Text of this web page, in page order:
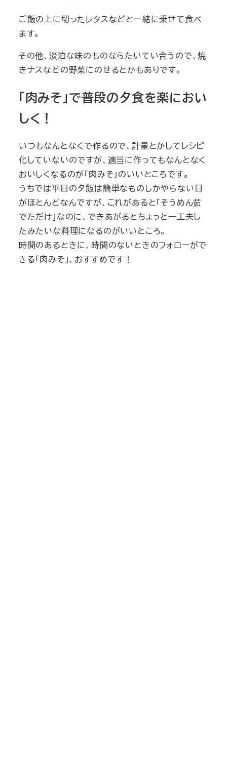
ご飯の上に切ったレタスなどと一緒に乗せて食べ
ます。
その他、淡泊な味のものならたいてい合うので、焼
きナスなどの野菜にのせるとかもありです。
「肉みそ」で普段の夕食を楽におい
しく！
いつもなんとなくで作るので、計量とかしてレシピ
化していないのですが、適当に作ってもなんとなく
おいしくなるのが「肉みそ」のいいところです。
うちでは平日の夕飯は簡単なものしかやらない日
がほとんどなんですが、これがあると「そうめん茹
でただけ」なのに、できあがるとちょっと一工夫し
たみたいな料理になるのがいいところ。
時間のあるときに、時間のないときのフォローがで
きる「肉みそ」、おすすめです！